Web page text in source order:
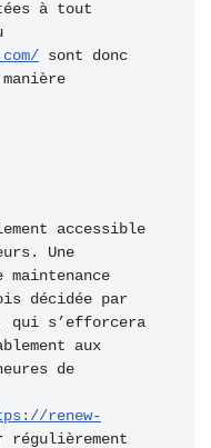
à tout
sont donc
accessible
Une
qui s’efforcera
aux
de
renew-